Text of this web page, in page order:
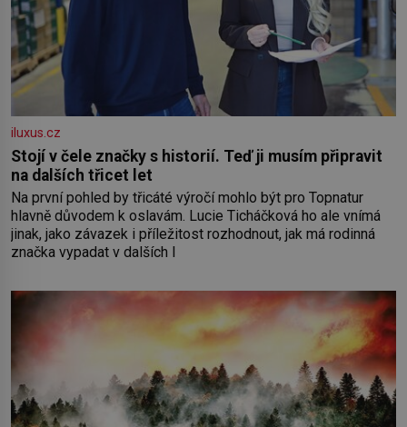
iluxus.cz
Stojí v čele značky s historií. Teď ji musím připravit
na dalších třicet let
Na první pohled by třicáté výročí mohlo být pro Topnatur
hlavně důvodem k oslavám. Lucie Ticháčková ho ale vnímá
jinak, jako závazek i příležitost rozhodnout, jak má rodinná
značka vypadat v dalších l